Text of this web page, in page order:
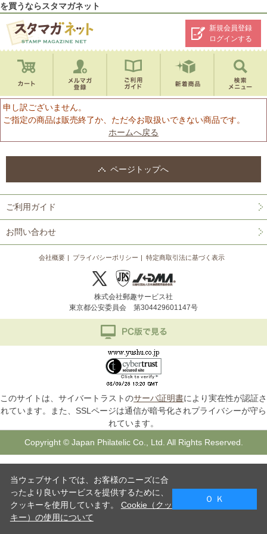
を買うならスタマガネット
新規会員登録
ログインする
申し訳ございません。
ご指定の商品は販売終了か、ただ今お取扱いできない商品です。
ホームへ戻る
ページトップへ
ご利用ガイド
お問い合わせ
会社概要 プライバシーポリシー 特定商取引法に基づく表示
株式会社郵趣サービス社
東京都公安委員会 第304429601147号
このサイトは、サイバートラストのサーバ証明書により実在性が認証さ
れています。また、SSLページは通信が暗号化されプライバシーが守ら
れています。
Copyright © Japan Philatelic Co., Ltd. All Rights Reserved.
当ウェブサイトでは、お客様のニーズに合
ったより良いサービスを提供するために、
クッキーを使用しています。 Cookie（クッ
キー）の使用について
Ｏ Ｋ